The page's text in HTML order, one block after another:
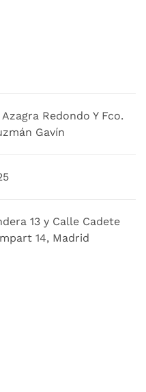
Azagra Redondo Y Fco.
Gavín
13 y Calle Cadete
14, Madrid